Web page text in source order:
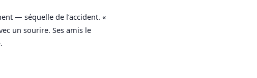
— séquelle de l’accident. «
un sourire. Ses amis le